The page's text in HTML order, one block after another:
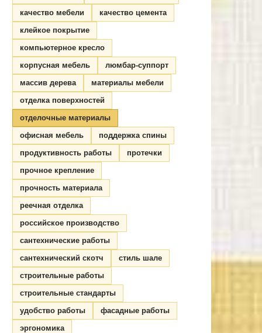
качество мебели
качество цемента
клейкое покрытие
компьютерное кресло
корпусная мебель
люмбар-суппорт
массив дерева
материалы мебели
отделка поверхностей
отделочные материалы
офисная мебель
поддержка спины
продуктивность работы
протечки
прочное крепление
прочность материала
реечная отделка
российское производство
сантехнические работы
сантехнический скотч
стиль шале
строительные работы
строительные стандарты
удобство работы
фасадные работы
эргономика